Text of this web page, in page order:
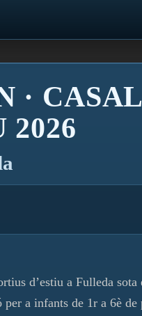
·
2026
d’estiu a Fulleda
a infants de 1r a 6è de